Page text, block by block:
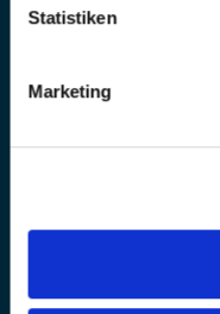
Statistiken
Marketing